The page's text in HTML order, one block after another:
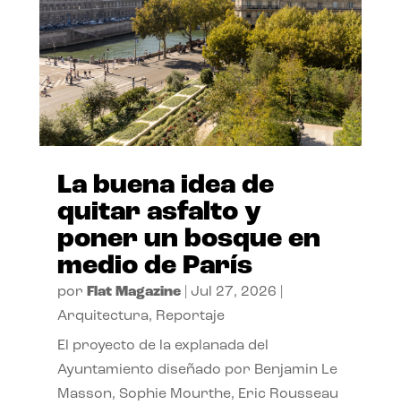
La buena idea de
quitar asfalto y
poner un bosque en
medio de París
por Flat Magazine| Jul 27, 2026
Arquitectura, Reportaje
El proyecto de la explanada del
Ayuntamiento diseñado por Benjamin Le
Masson, Sophie Mourthe, Eric Rousseau